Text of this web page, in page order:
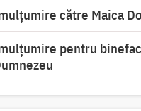
către Maica
pentru